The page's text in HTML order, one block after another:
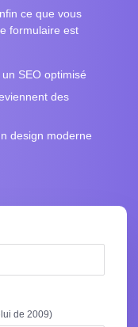
de 2009)
ce que vous
formulaire est
SEO optimisé
des
design moderne